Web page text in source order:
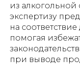
из алкогольной
экспертизу
на
помогая
при выводе